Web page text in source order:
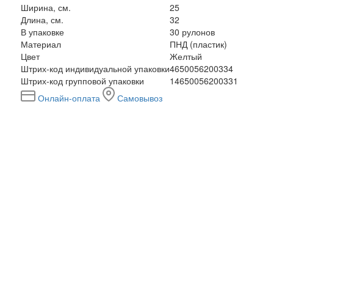
Ширина, см.
25
Длина, см.
32
В упаковке
30 рулонов
Материал
ПНД (пластик)
Цвет
Желтый
Штрих-код индивидуальной упаковки4650056200334
Штрих-код групповой упаковки
14650056200331
Онлайн-оплата
Самовывоз